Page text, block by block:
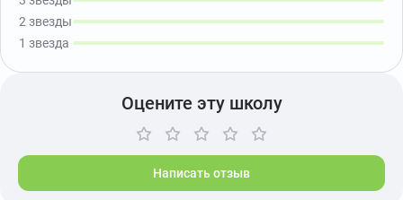
2 звезды
1 звезда
Оцените эту школу
Написать отзыв